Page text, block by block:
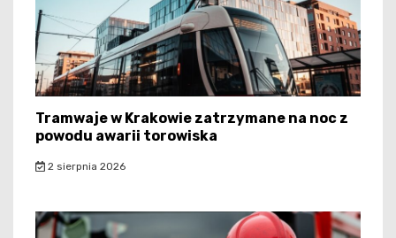
Tramwaje w Krakowie zatrzymane na noc z
powodu awarii torowiska
2 sierpnia 2026